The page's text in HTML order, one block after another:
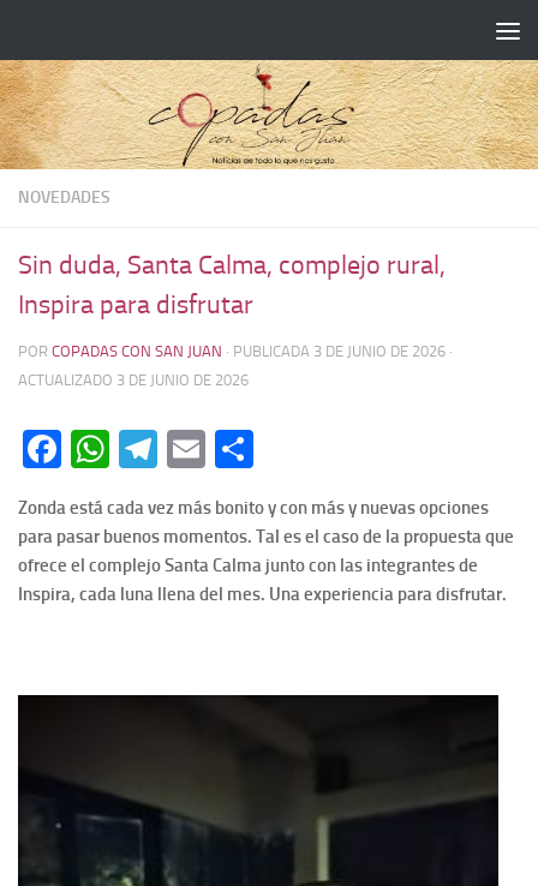
NOVEDADES
Sin duda, Santa Calma, complejo rural,
Inspira para disfrutar
POR COPADAS CON SAN JUAN · PUBLICADA 3 DE JUNIO DE 2026 ·
ACTUALIZADO 3 DE JUNIO DE 2026
Facebook
WhatsApp
Telegram
Email
Zonda está cada vez más bonito y con más y nuevas opciones
para pasar buenos momentos. Tal es el caso de la propuesta que
ofrece el complejo Santa Calma junto con las integrantes de
Inspira, cada luna llena del mes. Una experiencia para disfrutar.